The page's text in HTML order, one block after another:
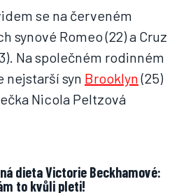
se na červeném
synové Romeo (22) a Cruz
Na společném rodinném
nejstarší syn Brooklyn(25)
Nicola Peltzová
dieta Victorie Beckhamové:
to kvůli pleti!